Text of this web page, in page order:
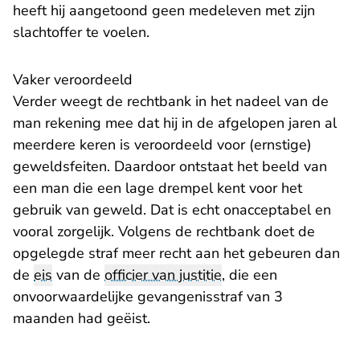
heeft hij aangetoond geen medeleven met zijn
slachtoffer te voelen.
Vaker veroordeeld
Verder weegt de rechtbank in het nadeel van de
man rekening mee dat hij in de afgelopen jaren al
meerdere keren is veroordeeld voor (ernstige)
geweldsfeiten. Daardoor ontstaat het beeld van
een man die een lage drempel kent voor het
gebruik van geweld. Dat is echt onacceptabel en
vooral zorgelijk. Volgens de rechtbank doet de
opgelegde straf meer recht aan het gebeuren dan
de eis van de officier van justitie, die een
onvoorwaardelijke gevangenisstraf van 3
maanden had geëist.